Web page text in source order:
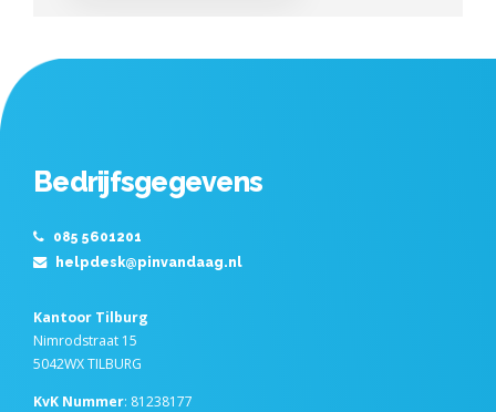
Bedrijfsgegevens
085 5601201
helpdesk@pinvandaag.nl
Kantoor Tilburg
Nimrodstraat 15
5042WX TILBURG
KvK Nummer: 81238177